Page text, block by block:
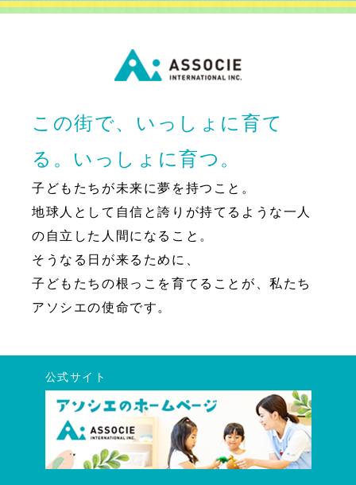
この街で、いっしょに育て
る。いっしょに育つ。
子どもたちが未来に夢を持つこと。
地球人として自信と誇りが持てるような一人
の自立した人間になること。
そうなる日が来るために、
子どもたちの根っこを育てることが、私たち
アソシエの使命です。
公式サイト